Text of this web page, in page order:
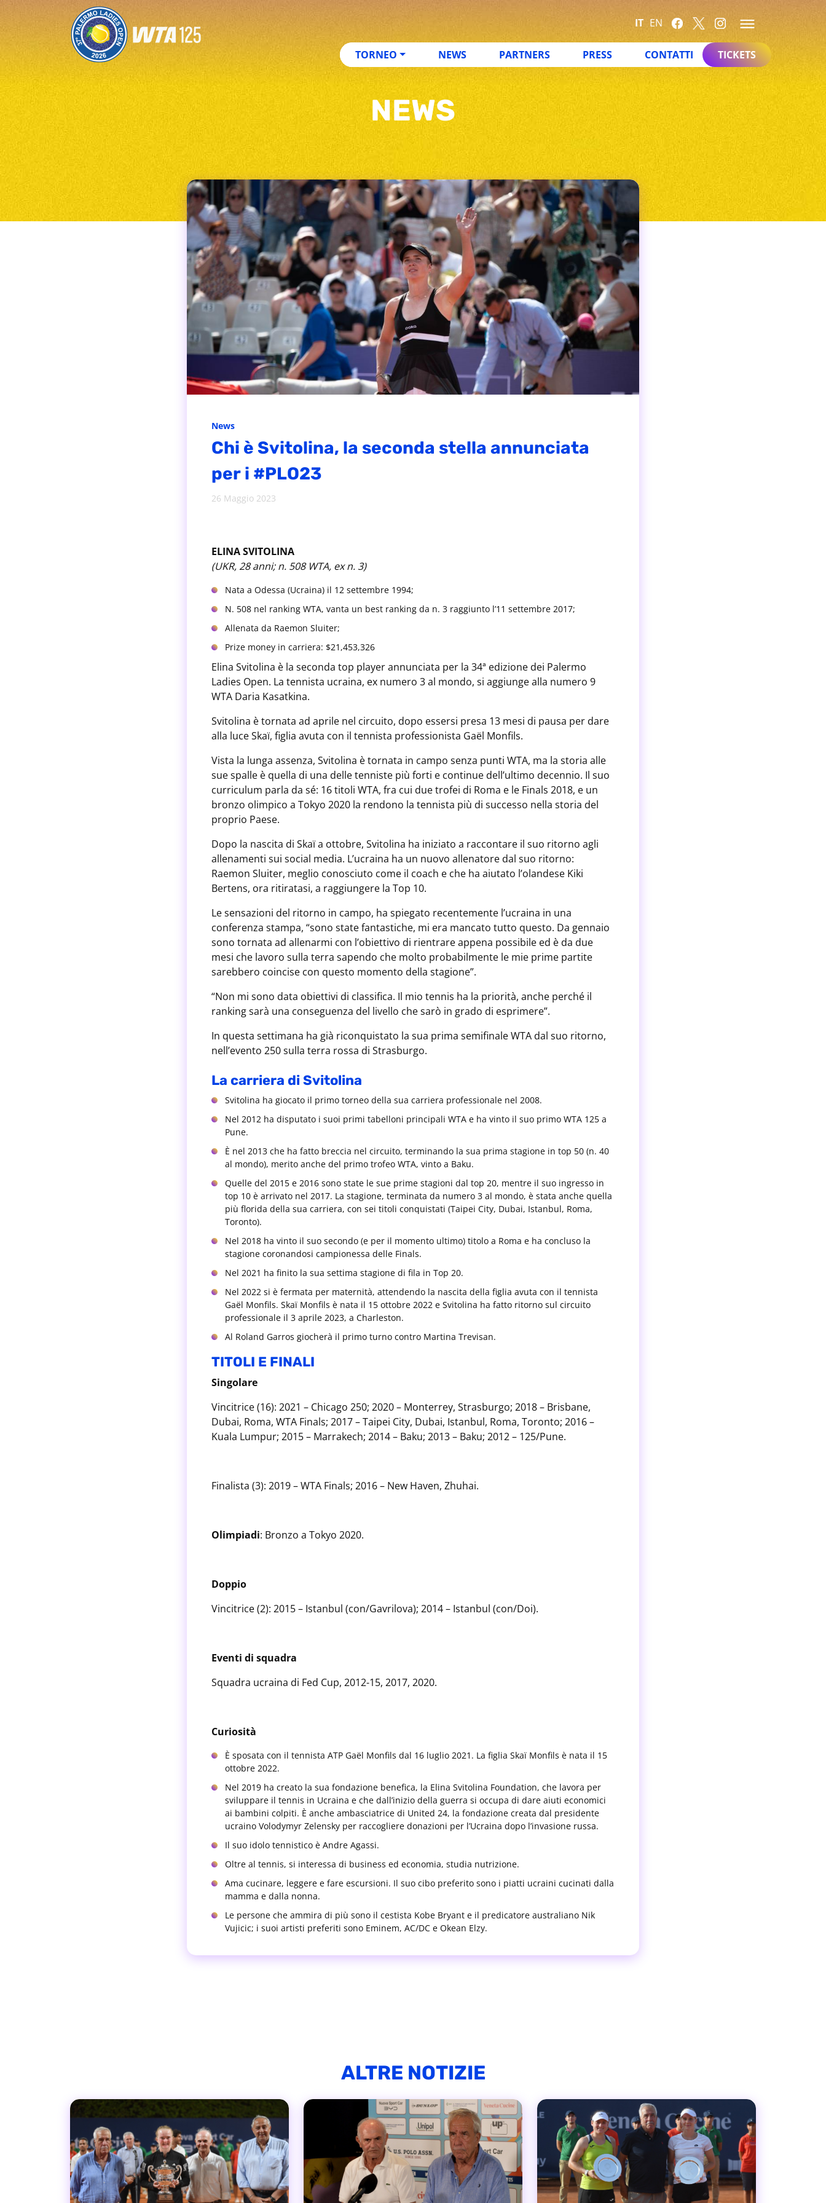
IT EN
TORNEO NEWS PARTNERS PRESS CONTATTI TICKETS
NEWS
News
Chi è Svitolina, la seconda stella annunciata
per i #PLO23
26 Maggio 2023
ELINA SVITOLINA
(UKR, 28 anni; n. 508 WTA, ex n. 3)
Nata a Odessa (Ucraina) il 12 settembre 1994;
N. 508 nel ranking WTA, vanta un best ranking da n. 3 raggiunto l’11 settembre 2017;
Allenata da Raemon Sluiter;
Prize money in carriera: $21,453,326
Elina Svitolina è la seconda top player annunciata per la 34ª edizione dei Palermo
Ladies Open. La tennista ucraina, ex numero 3 al mondo, si aggiunge alla numero 9
WTA Daria Kasatkina.
Svitolina è tornata ad aprile nel circuito, dopo essersi presa 13 mesi di pausa per dare
alla luce Skaï, figlia avuta con il tennista professionista Gaël Monfils.
Vista la lunga assenza, Svitolina è tornata in campo senza punti WTA, ma la storia alle
sue spalle è quella di una delle tenniste più forti e continue dell’ultimo decennio. Il suo
curriculum parla da sé: 16 titoli WTA, fra cui due trofei di Roma e le Finals 2018, e un
bronzo olimpico a Tokyo 2020 la rendono la tennista più di successo nella storia del
proprio Paese.
Dopo la nascita di Skaï a ottobre, Svitolina ha iniziato a raccontare il suo ritorno agli
allenamenti sui social media. L’ucraina ha un nuovo allenatore dal suo ritorno:
Raemon Sluiter, meglio conosciuto come il coach e che ha aiutato l’olandese Kiki
Bertens, ora ritiratasi, a raggiungere la Top 10.
Le sensazioni del ritorno in campo, ha spiegato recentemente l’ucraina in una
conferenza stampa, “sono state fantastiche, mi era mancato tutto questo. Da gennaio
sono tornata ad allenarmi con l’obiettivo di rientrare appena possibile ed è da due
mesi che lavoro sulla terra sapendo che molto probabilmente le mie prime partite
sarebbero coincise con questo momento della stagione”.
“Non mi sono data obiettivi di classifica. Il mio tennis ha la priorità, anche perché il
ranking sarà una conseguenza del livello che sarò in grado di esprimere”.
In questa settimana ha già riconquistato la sua prima semifinale WTA dal suo ritorno,
nell’evento 250 sulla terra rossa di Strasburgo.
La carriera di Svitolina
Svitolina ha giocato il primo torneo della sua carriera professionale nel 2008.
Nel 2012 ha disputato i suoi primi tabelloni principali WTA e ha vinto il suo primo WTA 125 a
Pune.
È nel 2013 che ha fatto breccia nel circuito, terminando la sua prima stagione in top 50 (n. 40
al mondo), merito anche del primo trofeo WTA, vinto a Baku.
Quelle del 2015 e 2016 sono state le sue prime stagioni dal top 20, mentre il suo ingresso in
top 10 è arrivato nel 2017. La stagione, terminata da numero 3 al mondo, è stata anche quella
più florida della sua carriera, con sei titoli conquistati (Taipei City, Dubai, Istanbul, Roma,
Toronto).
Nel 2018 ha vinto il suo secondo (e per il momento ultimo) titolo a Roma e ha concluso la
stagione coronandosi campionessa delle Finals.
Nel 2021 ha finito la sua settima stagione di fila in Top 20.
Nel 2022 si è fermata per maternità, attendendo la nascita della figlia avuta con il tennista
Gaël Monfils. Skaï Monfils è nata il 15 ottobre 2022 e Svitolina ha fatto ritorno sul circuito
professionale il 3 aprile 2023, a Charleston.
Al Roland Garros giocherà il primo turno contro Martina Trevisan.
TITOLI E FINALI
Singolare
Vincitrice (16): 2021 – Chicago 250; 2020 – Monterrey, Strasburgo; 2018 – Brisbane,
Dubai, Roma, WTA Finals; 2017 – Taipei City, Dubai, Istanbul, Roma, Toronto; 2016 –
Kuala Lumpur; 2015 – Marrakech; 2014 – Baku; 2013 – Baku; 2012 – 125/Pune.
Finalista (3): 2019 – WTA Finals; 2016 – New Haven, Zhuhai.
Olimpiadi: Bronzo a Tokyo 2020.
Doppio
Vincitrice (2): 2015 – Istanbul (con/Gavrilova); 2014 – Istanbul (con/Doi).
Eventi di squadra
Squadra ucraina di Fed Cup, 2012-15, 2017, 2020.
Curiosità
È sposata con il tennista ATP Gaël Monfils dal 16 luglio 2021. La figlia Skaï Monfils è nata il 15
ottobre 2022.
Nel 2019 ha creato la sua fondazione benefica, la Elina Svitolina Foundation, che lavora per
sviluppare il tennis in Ucraina e che dall’inizio della guerra si occupa di dare aiuti economici
ai bambini colpiti. È anche ambasciatrice di United 24, la fondazione creata dal presidente
ucraino Volodymyr Zelensky per raccogliere donazioni per l’Ucraina dopo l’invasione russa.
Il suo idolo tennistico è Andre Agassi.
Oltre al tennis, si interessa di business ed economia, studia nutrizione.
Ama cucinare, leggere e fare escursioni. Il suo cibo preferito sono i piatti ucraini cucinati dalla
mamma e dalla nonna.
Le persone che ammira di più sono il cestista Kobe Bryant e il predicatore australiano Nik
Vujicic; i suoi artisti preferiti sono Eminem, AC/DC e Okean Elzy.
ALTRE NOTIZIE